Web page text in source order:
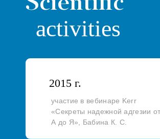
activities
2015 г.
участие в вебинаре Kerr
«Секреты надежной адгезии от
А до Я», Бабина К. С.